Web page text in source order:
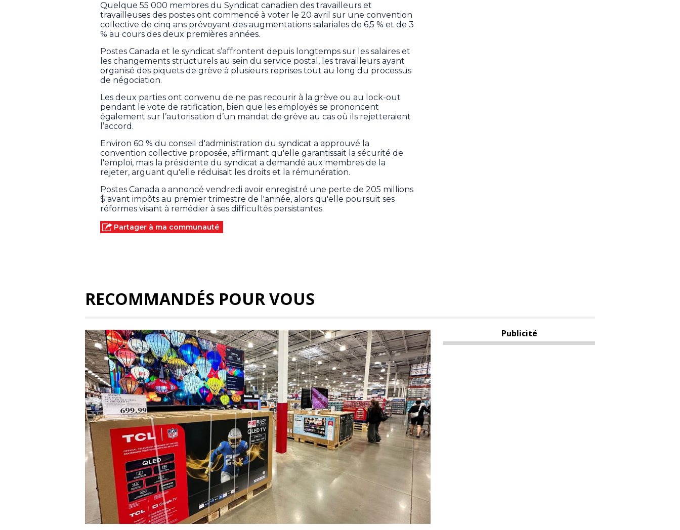
Quelque 55 000 membres du Syndicat canadien des travailleurs et
travailleuses des postes ont commencé à voter le 20 avril sur une convention
collective de cinq ans prévoyant des augmentations salariales de 6,5 % et de 3
% au cours des deux premières années.
Postes Canada et le syndicat s’affrontent depuis longtemps sur les salaires et
les changements structurels au sein du service postal, les travailleurs ayant
organisé des piquets de grève à plusieurs reprises tout au long du processus
de négociation.
Les deux parties ont convenu de ne pas recourir à la grève ou au lock-out
pendant le vote de ratification, bien que les employés se prononcent
également sur l’autorisation d’un mandat de grève au cas où ils rejetteraient
l’accord.
Environ 60 % du conseil d'administration du syndicat a approuvé la
convention collective proposée, affirmant qu'elle garantissait la sécurité de
l'emploi, mais la présidente du syndicat a demandé aux membres de la
rejeter, arguant qu'elle réduisait les droits et la rémunération.
Postes Canada a annoncé vendredi avoir enregistré une perte de 205 millions
$ avant impôts au premier trimestre de l'année, alors qu'elle poursuit ses
réformes visant à remédier à ses difficultés persistantes.
Partager à ma communauté
RECOMMANDÉS POUR VOUS
Publicité